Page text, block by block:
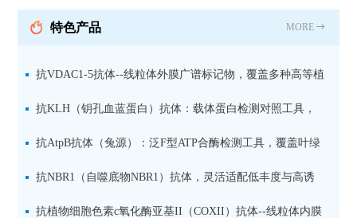
抗 现货
特色产品 MORE
抗VDAC1-5抗体--线粒体外膜广谱标记物，覆盖多种高等植
物及二维BN-PAGE应用
抗KLH（钥孔血蓝蛋白）抗体：载体蛋白检测对照工具，
适用于ELISA、WB与免疫定位
抗AtpB抗体（兔源）：泛F型ATP合酶检测工具，覆盖叶绿
体、线粒体与细菌
抗NBR1（自噬底物NBR1）抗体，灵活适配低丰度与高诱
导样本
抗植物细胞色素c氧化酶亚基II（COXII）抗体--线粒体内膜